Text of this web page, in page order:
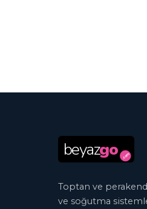
beyazgo .com
Toptan ve
ve soğutma